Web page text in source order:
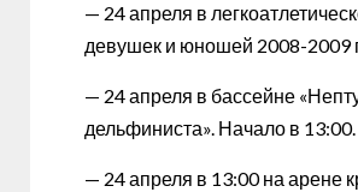
— 24 апреля в
девушек и юношей 2008-2009
— 24 апреля в бассейне
дельфиниста». Начало в 13:00.
— 24 апреля в 13:00 на арене